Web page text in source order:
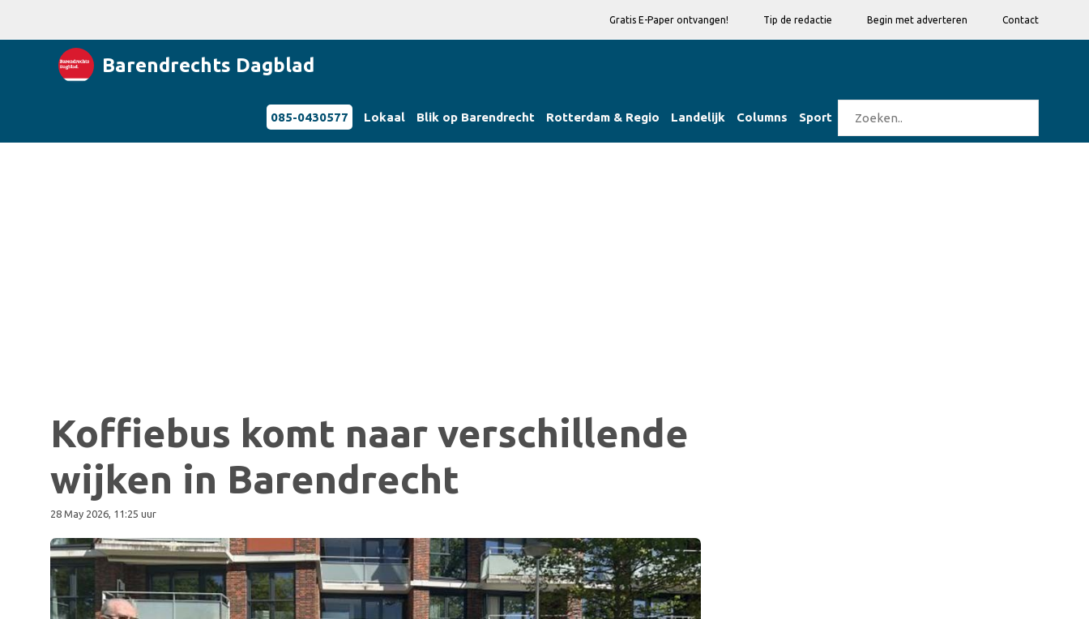
Gratis E-Paper ontvangen! Tip de redactie Begin met adverteren Contact
Barendrechts Dagblad
085-0430577 Lokaal Blik op Barendrecht Rotterdam & Regio Landelijk Columns Sport
Koffiebus komt naar verschillende
wijken in Barendrecht
28 May 2026, 11:25 uur